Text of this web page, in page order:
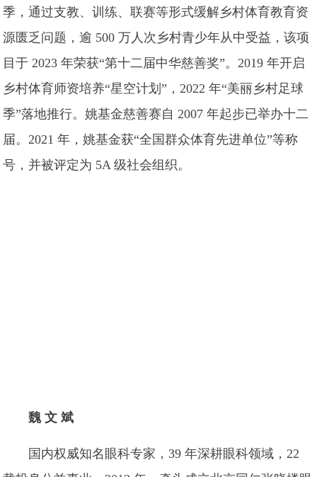
季，通过支教、训练、联赛等形式缓解乡村体育教育资
源匮乏问题，逾 500 万人次乡村青少年从中受益，该项
目于 2023 年荣获“第十二届中华慈善奖”。2019 年开启
乡村体育师资培养“星空计划”，2022 年“美丽乡村足球
季”落地推行。姚基金慈善赛自 2007 年起步已举办十二
届。2021 年，姚基金获“全国群众体育先进单位”等称
号，并被评定为 5A 级社会组织。
魏 文 斌
国内权威知名眼科专家，39 年深耕眼科领域，22